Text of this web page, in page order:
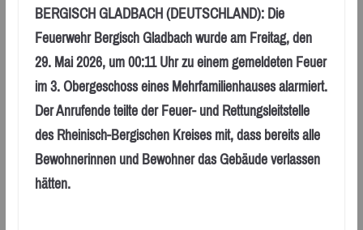
BERGISCH GLADBACH (DEUTSCHLAND): Die
Feuerwehr Bergisch Gladbach wurde am Freitag, den
29. Mai 2026, um 00:11 Uhr zu einem gemeldeten Feuer
im 3. Obergeschoss eines Mehrfamilienhauses alarmiert.
Der Anrufende teilte der Feuer- und Rettungsleitstelle
des Rheinisch-Bergischen Kreises mit, dass bereits alle
Bewohnerinnen und Bewohner das Gebäude verlassen
hätten.